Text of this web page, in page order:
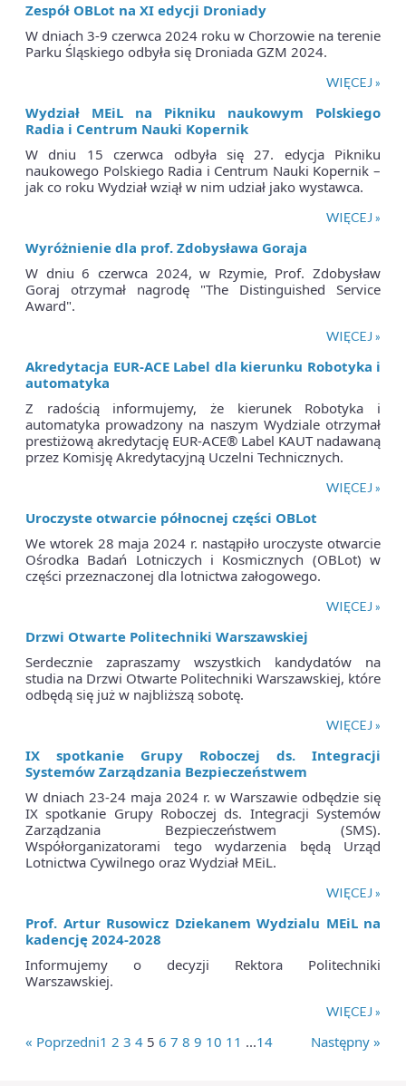
Zespół OBLot na XI edycji Droniady
W dniach 3-9 czerwca 2024 roku w Chorzowie na terenie
Parku Śląskiego odbyła się Droniada GZM 2024.
WIĘCEJ »
Wydział MEiL na Pikniku naukowym Polskiego
Radia i Centrum Nauki Kopernik
W dniu 15 czerwca odbyła się 27. edycja Pikniku
naukowego Polskiego Radia i Centrum Nauki Kopernik –
jak co roku Wydział wziął w nim udział jako wystawca.
WIĘCEJ »
Wyróżnienie dla prof. Zdobysława Goraja
W dniu 6 czerwca 2024, w Rzymie, Prof. Zdobysław
Goraj otrzymał nagrodę "The Distinguished Service
Award".
WIĘCEJ »
Akredytacja EUR-ACE Label dla kierunku Robotyka i
automatyka
Z radością informujemy, że kierunek Robotyka i
automatyka prowadzony na naszym Wydziale otrzymał
prestiżową akredytację EUR-ACE® Label KAUT nadawaną
przez Komisję Akredytacyjną Uczelni Technicznych.
WIĘCEJ »
Uroczyste otwarcie północnej części OBLot
We wtorek 28 maja 2024 r. nastąpiło uroczyste otwarcie
Ośrodka Badań Lotniczych i Kosmicznych (OBLot) w
części przeznaczonej dla lotnictwa załogowego.
WIĘCEJ »
Drzwi Otwarte Politechniki Warszawskiej
Serdecznie zapraszamy wszystkich kandydatów na
studia na Drzwi Otwarte Politechniki Warszawskiej, które
odbędą się już w najbliższą sobotę.
WIĘCEJ »
IX spotkanie Grupy Roboczej ds. Integracji
Systemów Zarządzania Bezpieczeństwem
W dniach 23-24 maja 2024 r. w Warszawie odbędzie się
IX spotkanie Grupy Roboczej ds. Integracji Systemów
Zarządzania Bezpieczeństwem (SMS).
Współorganizatorami tego wydarzenia będą Urząd
Lotnictwa Cywilnego oraz Wydział MEiL.
WIĘCEJ »
Prof. Artur Rusowicz Dziekanem Wydzialu MEiL na
kadencję 2024-2028
Informujemy o decyzji Rektora Politechniki
Warszawskiej.
WIĘCEJ »
« Poprzedni Następny »
1 2 3 4 5 6 7 8 9 10 11 ...14